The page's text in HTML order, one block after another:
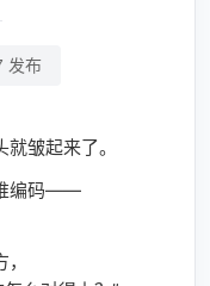
发布
就皱起来了。
编码——